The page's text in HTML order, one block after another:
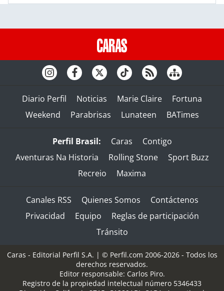
Diario Perfil Noticias Marie Claire
Fortuna
Weekend
Parabrisas Lunateen BATimes
Perfil Brasil: Caras
Contigo
Aventuras Na Historia
Rolling Stone
Sport Buzz
Recreio
Maxima
Canales RSS Quienes Somos
Contáctenos
Privacidad
Equipo
Reglas de participación
Tránsito
Caras - Editorial Perfil S.A. | © Perfil.com 2006-2026 - Todos los
derechos reservados.
Editor responsable: Carlos Piro.
Registro de la propiedad intelectual número 5346433